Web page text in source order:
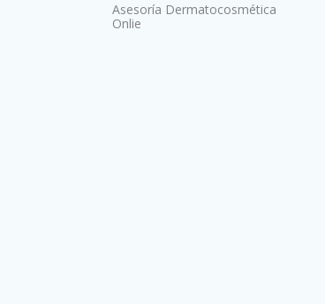
Asesoría Dermatocosmética
Onlie